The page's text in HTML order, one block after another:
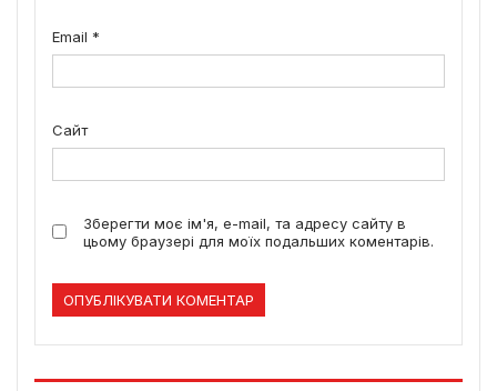
Email *
Сайт
Зберегти моє ім'я, e-mail, та адресу сайту в
цьому браузері для моїх подальших коментарів.